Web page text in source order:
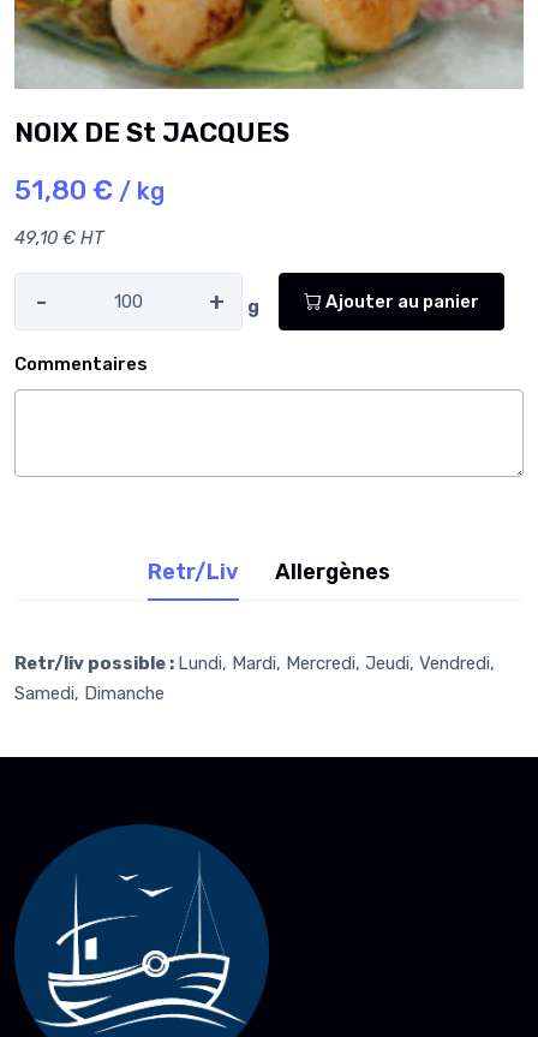
NOIX DE St JACQUES
51,80 € / kg
49,10 € HT
- + g Ajouter au panier
Commentaires
Retr/Liv Allergènes
Retr/liv possible : Lundi, Mardi, Mercredi, Jeudi, Vendredi,
Samedi, Dimanche